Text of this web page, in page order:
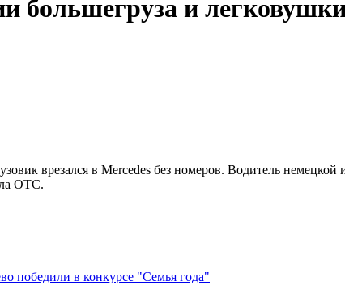
большегруза и
врезался в Mercedes без номеров. Водитель немецкой
ОТС.
победили в конкурсе "Семья года"